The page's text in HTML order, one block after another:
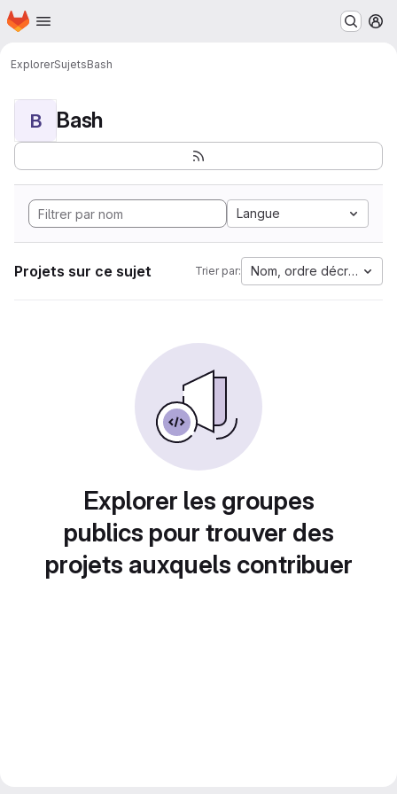
Passer au contenu principal
Page d'accueil
ExplorerSujetsBash
B Bash
Langue
Projets sur ce sujet Trier par: Nom, ordre décroissant
Explorer les groupes
publics pour trouver des
projets auxquels contribuer